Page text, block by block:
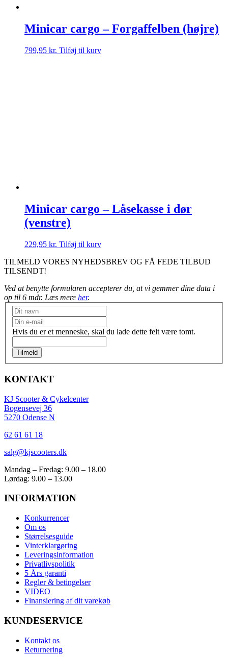
Minicar cargo – Forgaffelben (højre)
799,95 kr. Tilføj til kurv
Minicar cargo – Låsekasse i dør
(venstre)
229,95 kr. Tilføj til kurv
TILMELD VORES NYHEDSBREV OG FÅ FEDE TILBUD
TILSENDT!
Ved at benytte formularen accepterer du, at vi gemmer dine data i
op til 6 mdr. Læs mere her.
Nyhedsbrev
Hvis du er et menneske, skal du lade dette felt være tomt.
Tilmeld
KONTAKT
KJ Scooter & Cykelcenter
Bogensevej 36
5270 Odense N
62 61 61 18
salg@kjscooters.dk
Mandag – Fredag: 9.00 – 18.00
Lørdag: 9.00 – 13.00
INFORMATION
Konkurrencer
Om os
Størrelsesguide
Vinterklargøring
Leveringsinformation
Privatlivspolitik
5 Års garanti
Regler & betingelser
VIDEO
Finansiering af dit varekøb
KUNDESERVICE
Kontakt os
Returnering